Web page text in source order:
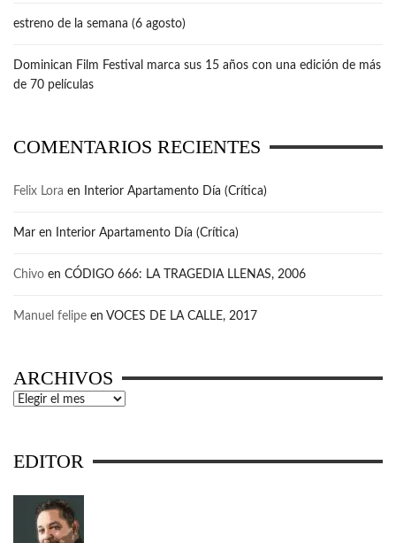
estreno de la semana (6 agosto)
Dominican Film Festival marca sus 15 años con una edición de más
de 70 películas
COMENTARIOS RECIENTES
Felix Lora en Interior Apartamento Día (Crítica)
Mar en Interior Apartamento Día (Crítica)
Chivo en CÓDIGO 666: LA TRAGEDIA LLENAS, 2006
Manuel felipe en VOCES DE LA CALLE, 2017
ARCHIVOS
Archivos
EDITOR